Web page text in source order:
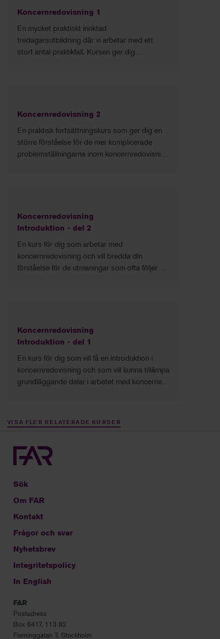
Koncernredovisning 1
En mycket praktiskt inriktad
tredagarsutbildning där vi arbetar med ett
stort antal praktikfall. Kursen ger dig
Koncernredovisning 2
En praktisk fortsättningskurs som ger dig en
större förståelse för de mer komplicerade
problemställningarna inom koncernredovisning
Koncernredovisning
Introduktion - del 2
En kurs för dig som arbetar med
koncernredovisning och vill bredda din
förståelse för de utmaningar som ofta följer
Koncernredovisning
Introduktion - del 1
En kurs för dig som vill få en introduktion i
koncernredovisning och som vill kunna tillämpa
grundläggande delar i arbetet med koncernens
VISA FLER RELATERADE KURSER
Sök
Om FAR
Kontakt
Frågor och svar
Nyhetsbrev
Integritetspolicy
In English
FAR
Postadress
Box 6417, 113 82
Fleminggatan 7, Stockholm